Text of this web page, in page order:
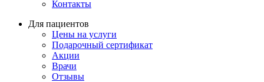
Контакты
Для пациентов
Цены на услуги
Подарочный сертификат
Акции
Врачи
Отзывы